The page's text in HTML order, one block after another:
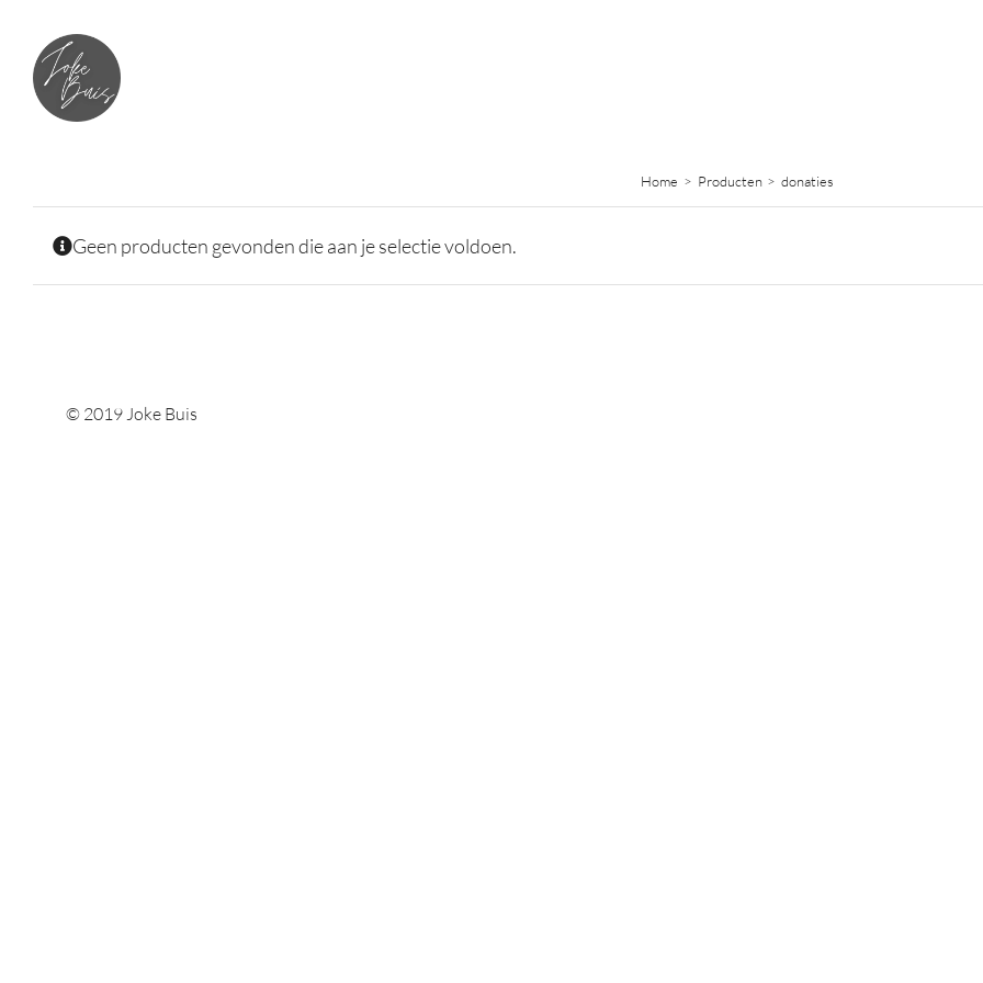
content
Home Producten donaties
Geen producten gevonden die aan je selectie voldoen.
© 2019 Joke Buis